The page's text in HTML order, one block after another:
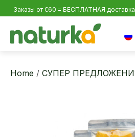
Заказы от €60 = БЕСПЛАТНАЯ
Home / СУПЕР